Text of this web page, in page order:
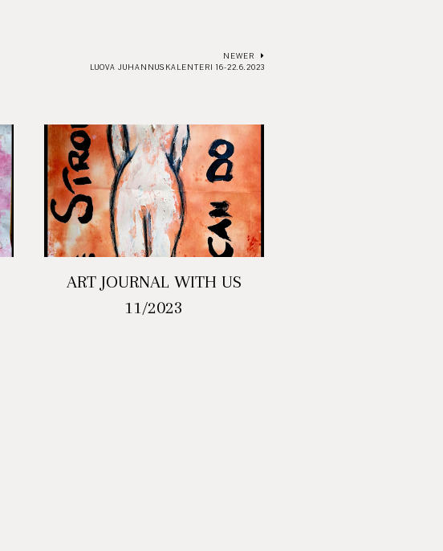
NEWER
LUOVA JUHANNUSKALENTERI 16-22.6.2023
ART JOURNAL WITH US
11/2023